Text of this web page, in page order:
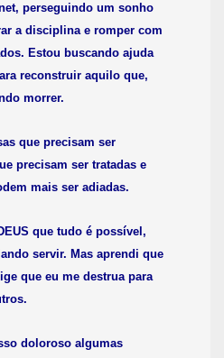
perseguindo um sonho
a disciplina e romper com
Estou buscando ajuda
reconstruir aquilo que,
morrer.
que precisam ser
precisam ser tratadas e
mais ser adiadas.
que tudo é possível,
servir. Mas aprendi que
que eu me destrua para
doloroso algumas